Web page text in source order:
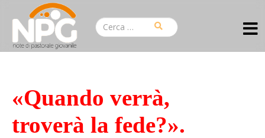
«Quando verrà,
troverà la fede?».